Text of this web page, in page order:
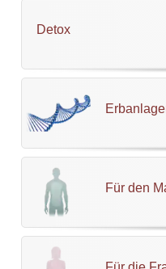
Detox
Für den